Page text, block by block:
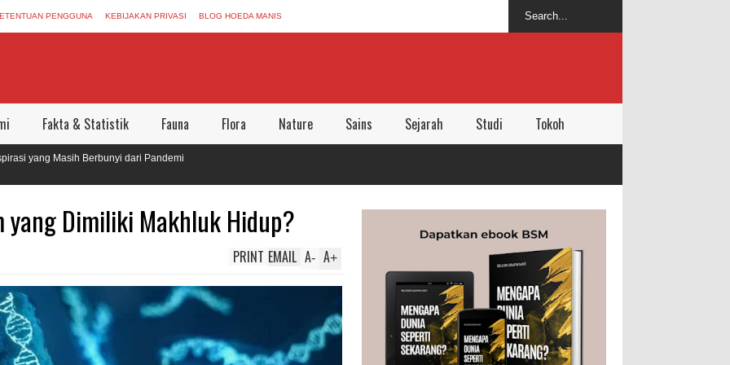
PENGGUNA KEBIJAKAN PRIVASI BLOG HOEDA MANIS
Fakta & Statistik Fauna Flora Nature Sains Sejarah Studi Tokoh
Masih Berbunyi dari Pandemi
yang Dimiliki Makhluk Hidup?
A+
A-
EMAIL
PRINT